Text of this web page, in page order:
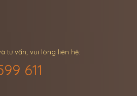
tư vấn, vui lòng liên hệ:
611